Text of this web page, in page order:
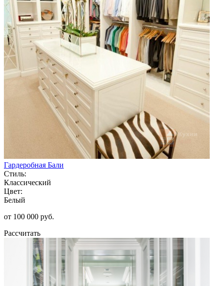
Гардеробная Бали
Стиль:
Классический
Цвет:
Белый
от 100 000 руб.
Рассчитать